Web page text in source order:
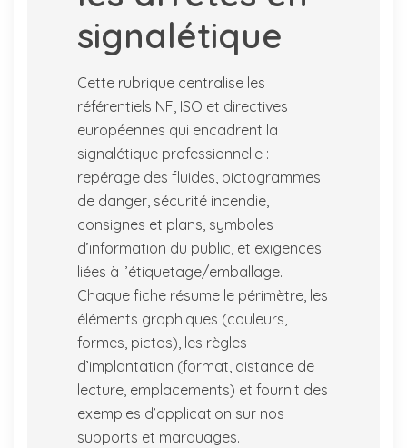
signalétique
Cette rubrique centralise les
référentiels NF, ISO et directives
européennes qui encadrent la
signalétique professionnelle :
repérage des fluides, pictogrammes
de danger, sécurité incendie,
consignes et plans, symboles
d’information du public, et exigences
liées à l’étiquetage/emballage.
Chaque fiche résume le périmètre, les
éléments graphiques (couleurs,
formes, pictos), les règles
d’implantation (format, distance de
lecture, emplacements) et fournit des
exemples d’application sur nos
supports et marquages.